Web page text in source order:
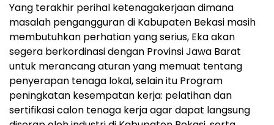
Yang terakhir perihal ketenagakerjaan dimana
masalah pengangguran di Kabupaten Bekasi masih
membutuhkan perhatian yang serius, Eka akan
segera berkordinasi dengan Provinsi Jawa Barat
untuk merancang aturan yang memuat tentang
penyerapan tenaga lokal, selain itu Program
peningkatan kesempatan kerja: pelatihan dan
sertifikasi calon tenaga kerja agar dapat langsung